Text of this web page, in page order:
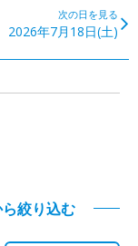
次の日を見る
2026年7月18日(土)
絞り込む